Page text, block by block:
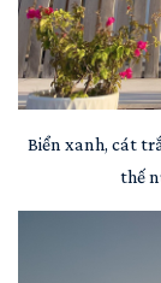
Biển xanh, cát
thế